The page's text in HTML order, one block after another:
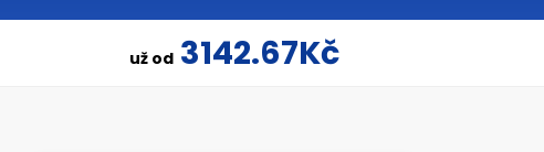
už od 3142.67Kč